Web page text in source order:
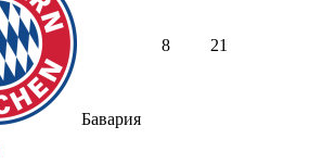
Бавария
8 21